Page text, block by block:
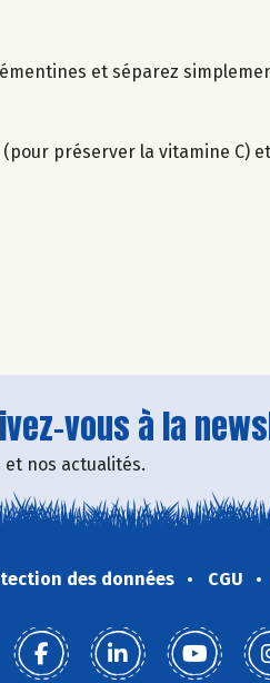
et séparez
préserver la vitamine C)
vous à la
nos actualités.
des données CGU